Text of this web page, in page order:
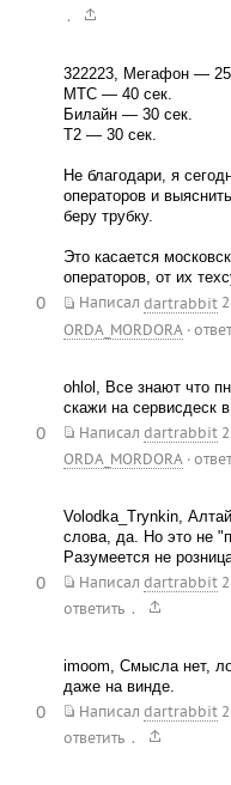
.
322223, Мегафон — 25
МТС — 40 сек.
Билайн — 30 сек.
Т2 — 30 сек.
Не благодари, я
операторов и
беру трубку.
Это касается
операторов, от их
Написал dartrabbit
ORDA_MORDORA ·
0
ohlol, Все знают что
скажи на сервисдеск
Написал dartrabbit
ORDA_MORDORA ·
0
Volodka_Trynkin,
слова, да. Но это не
Разумеется не
Написал dartrabbit
ответить .
0
imoom, Смысла нет,
даже на винде.
Написал dartrabbit
ответить .
0